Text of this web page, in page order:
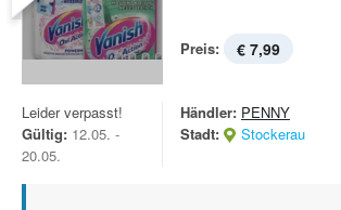
Preis: € 7,99
Leider verpasst!
Gültig: 12.05. -
20.05.
Händler: PENNY
Stadt:
Stockerau